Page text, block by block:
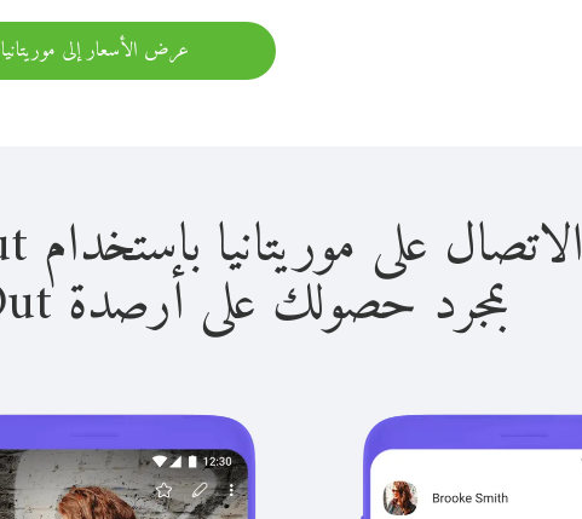
عرض الأسعار إلى موريتانيا
الاتصال على موريتانيا باستخدام Viber Out سهل للغاية.
بمجرد حصولك على أرصدة Viber Out، يمكنك: